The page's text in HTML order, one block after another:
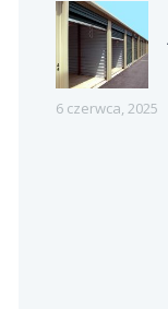
6 czerwca, 2025